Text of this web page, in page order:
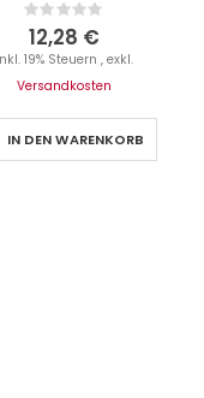
Rating:
0%
12,28 €
19% Steuern , exkl.
Versandkosten
IN DEN WARENKORB